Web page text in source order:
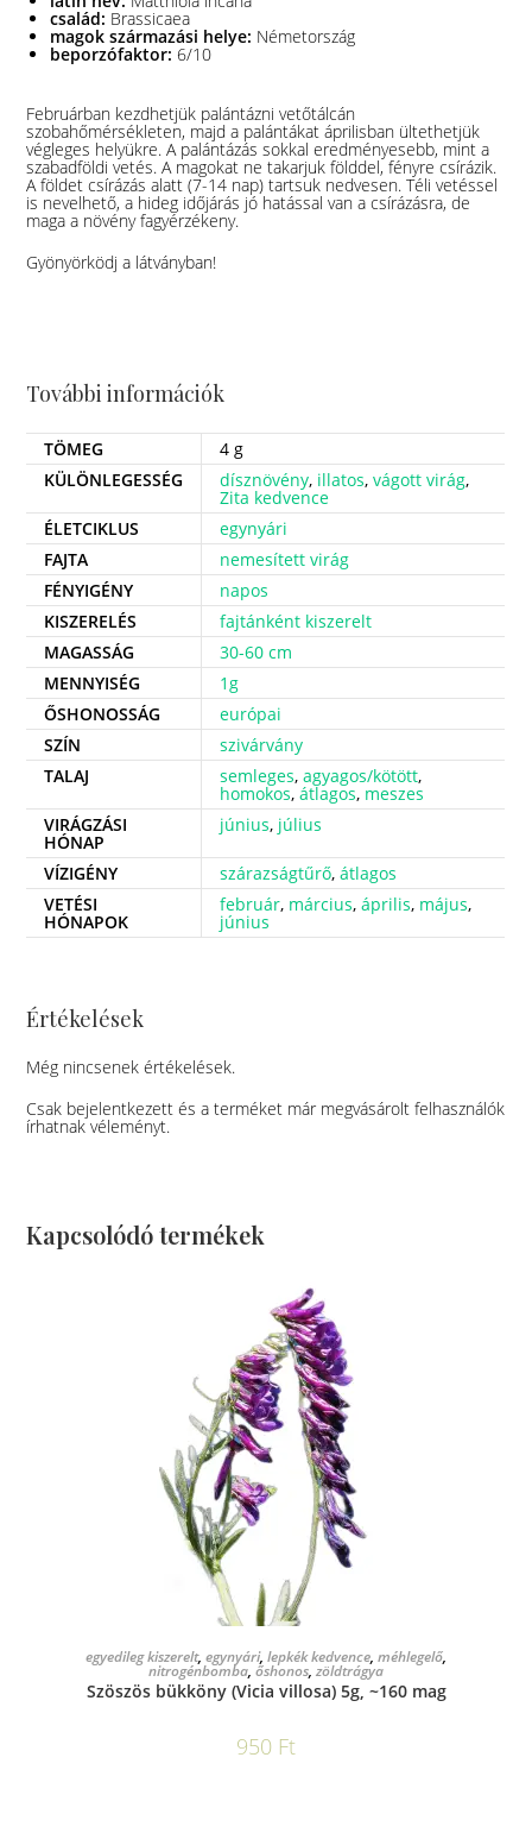
család: Brassicaea
magok származási helye: Németország
beporzófaktor: 6/10
Februárban kezdhetjük palántázni vetőtálcán
szobahőmérsékleten, majd a palántákat áprilisban ültethetjük
végleges helyükre. A palántázás sokkal eredményesebb, mint a
szabadföldi vetés. A magokat ne takarjuk földdel, fényre csírázik.
A földet csírázás alatt (7-14 nap) tartsuk nedvesen. Téli vetéssel
is nevelhető, a hideg időjárás jó hatással van a csírázásra, de
maga a növény fagyérzékeny.
Gyönyörködj a látványban!
További információk
TÖMEG
4 g
KÜLÖNLEGESSÉG
dísznövény, illatos,vágott virág,
Zita kedvence
ÉLETCIKLUS
egynyári
FAJTA
nemesített virág
FÉNYIGÉNY
napos
KISZERELÉS
fajtánként kiszerelt
MAGASSÁG
30-60 cm
MENNYISÉG
1g
ŐSHONOSSÁG
európai
SZÍN
szivárvány
TALAJ
semleges,agyagos/kötött,
homokos,átlagos, meszes
VIRÁGZÁSI
HÓNAP
június, július
VÍZIGÉNY szárazságtűrő,átlagos
VETÉSI
HÓNAPOK
február, március,április, május,
június
Értékelések
Még nincsenek értékelések.
Csak bejelentkezett és a terméket már megvásárolt felhasználók
írhatnak véleményt.
Kapcsolódó termékek
KOSÁRBA TESZEM
egyedileg kiszerelt, egynyári, lepkék kedvence, méhlegelő,
nitrogénbomba, őshonos, zöldtrágya
Szöszös bükköny (Vicia villosa) 5g, ~160 mag
950 Ft